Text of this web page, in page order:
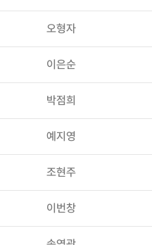
오형자
이은순
박점희
예지영
조현주
이번창